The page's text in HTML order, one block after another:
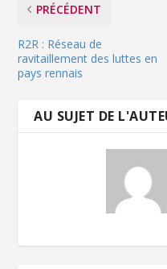
PRÉCÉDENT
R2R : Réseau de
ravitaillement des luttes en
pays rennais
AU SUJET DE